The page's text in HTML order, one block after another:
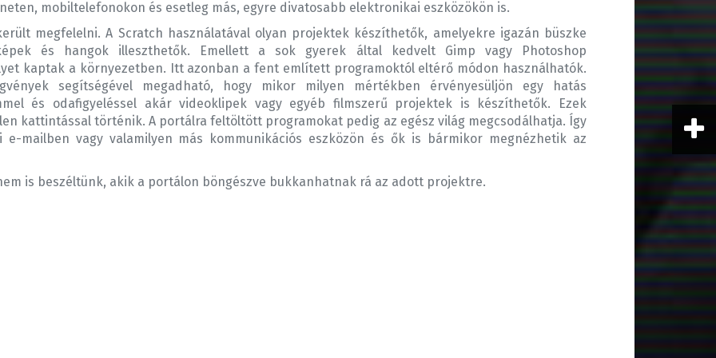
mobiltelefonokon és esetleg más, egyre divatosabb elektronikai eszközökön is.
megfelelni. A Scratch használatával olyan projektek készíthetők, amelyekre igazán büszke
és hangok illeszthetők. Emellett a sok gyerek által kedvelt Gimp vagy Photoshop
kaptak a környezetben. Itt azonban a fent említett programoktól eltérő módon használhatók.
segítségével megadható, hogy mikor milyen mértékben érvényesüljön egy hatás
és odafigyeléssel akár videoklipek vagy egyéb filmszerű projektek is készíthetők. Ezek
kattintással történik. A portálra feltöltött programokat pedig az egész világ megcsodálhatja. Így
mailben vagy valamilyen más kommunikációs eszközön és ők is bármikor megnézhetik az
is beszéltünk, akik a portálon böngészve bukkanhatnak rá az adott projektre.